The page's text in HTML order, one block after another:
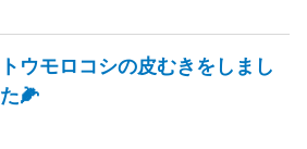
トウモロコシの皮むきをしまし
た🌽